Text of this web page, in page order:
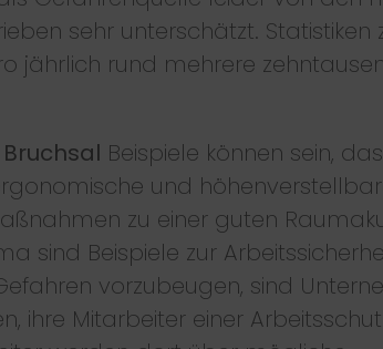
sehr unterschätzt. Statistiken
jährlich rund mehrere
Beispiele können sein,
und
zu einer guten
sind Beispiele zur
vorzubeugen, sind
ihre Mitarbeiter einer